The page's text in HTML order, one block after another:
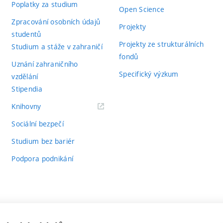
Poplatky za studium
Zpracování osobních údajů
studentů
Studium a stáže v zahraničí
Uznání zahraničního
vzdělání
Stipendia
Knihovny(externí
Sociální bezpečí
Studium bez bariér
Podpora podnikání
Open Science
Projekty
Projekty ze strukturálních
fondů
Specifický výzkum